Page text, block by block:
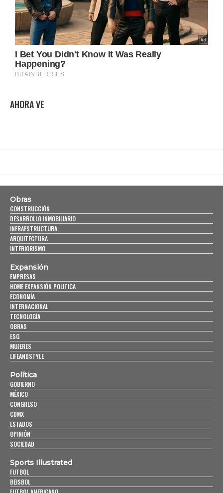
AHORA VE
Obras
CONSTRUCCIÓN
DESARROLLO INMOBILIARIO
INFRAESTRUCTURA
ARQUITECTURA
INTERIORISMO
Expansión
EMPRESAS
HOME EXPANSIÓN POLITICA
ECONOMÍA
INTERNACIONAL
TECNOLOGÍA
OBRAS
ESG
MUJERES
LIFEANDSTYLE
Política
GOBIERNO
MÉXICO
CONGRESO
CDMX
ESTADOS
OPINIÓN
SOCIEDAD
Sports Illustrated
FUTBOL
BEISBOL